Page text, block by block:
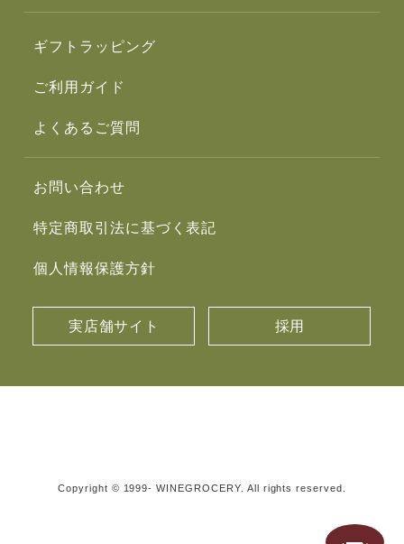
ギフトラッピング
ご利用ガイド
よくあるご質問
お問い合わせ
特定商取引法に基づく表記
個人情報保護方針
実店舗サイト 採用
Copyright © 1999- WINEGROCERY. All rights reserved.